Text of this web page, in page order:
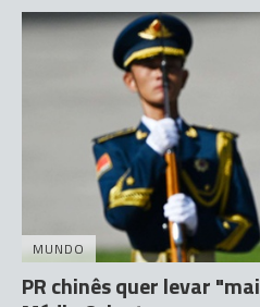
MUNDO
PR chinês quer levar